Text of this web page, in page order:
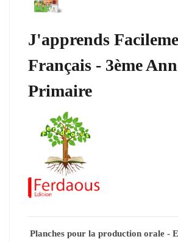
J'apprends
Français - 3ème
Primaire
Planches pour la production orale -